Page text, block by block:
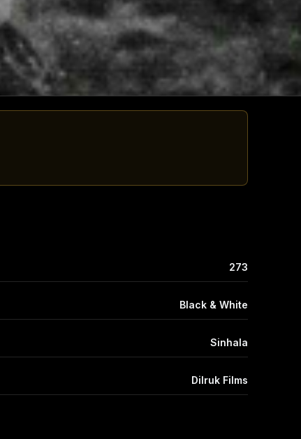
273
Black & White
Sinhala
Dilruk Films